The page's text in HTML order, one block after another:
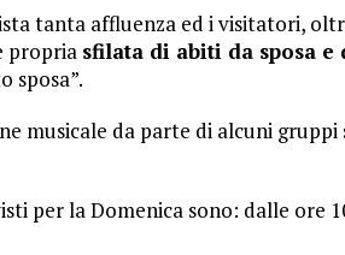
tanta affluenza ed i visitatori,
propria sfilata di abiti da sposa
sposa”.
musicale da parte di alcuni
per la Domenica sono: dalle ore